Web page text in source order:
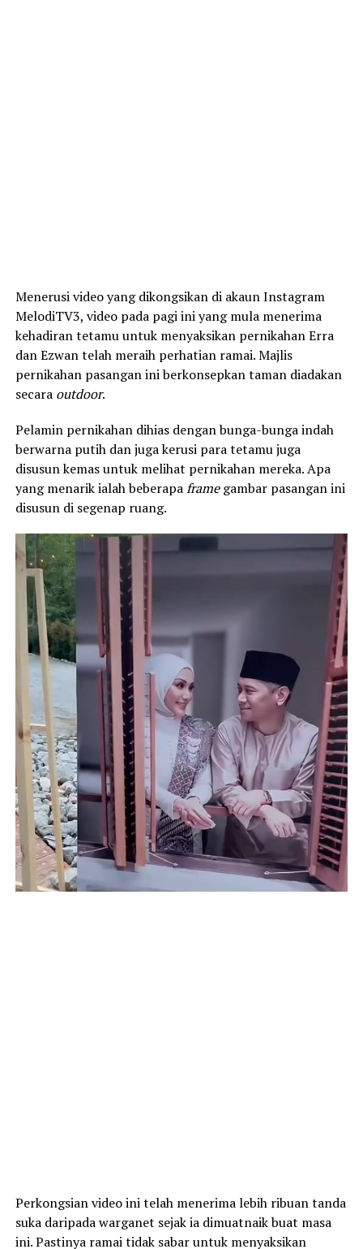
Menerusi video yang dikongsikan di akaun Instagram
MelodiTV3, video pada pagi ini yang mula menerima
kehadiran tetamu untuk menyaksikan pernikahan Erra
dan Ezwan telah meraih perhatian ramai. Majlis
pernikahan pasangan ini berkonsepkan taman diadakan
secara outdoor.
Pelamin pernikahan dihias dengan bunga-bunga indah
berwarna putih dan juga kerusi para tetamu juga
disusun kemas untuk melihat pernikahan mereka. Apa
yang menarik ialah beberapaframegambar pasangan ini
disusun di segenap ruang.
Perkongsian video ini telah menerima lebih ribuan tanda
suka daripada warganet sejak ia dimuatnaik buat masa
ini. Pastinya ramai tidak sabar untuk menyaksikan